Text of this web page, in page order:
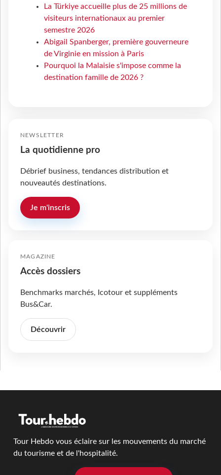
La Türkiye accueille plus de 25 millions de
visiteurs internationaux au premier
semestre 2026
Abigail Spanberger, première gouverneure
de Virginie en mission à Paris
Pourquoi la Malaisie s'impose comme la
destination famille de 2026 ?
NEWSLETTER
La quotidienne pro
Débrief business, tendances distribution et
nouveautés destinations.
Je m'inscris
MAGAZINE
Accès dossiers
Benchmarks marchés, Icotour et suppléments
Bus&Car.
Découvrir
Tour Hebdo vous éclaire sur les mouvements du marché
du tourisme et de l'hospitalité.